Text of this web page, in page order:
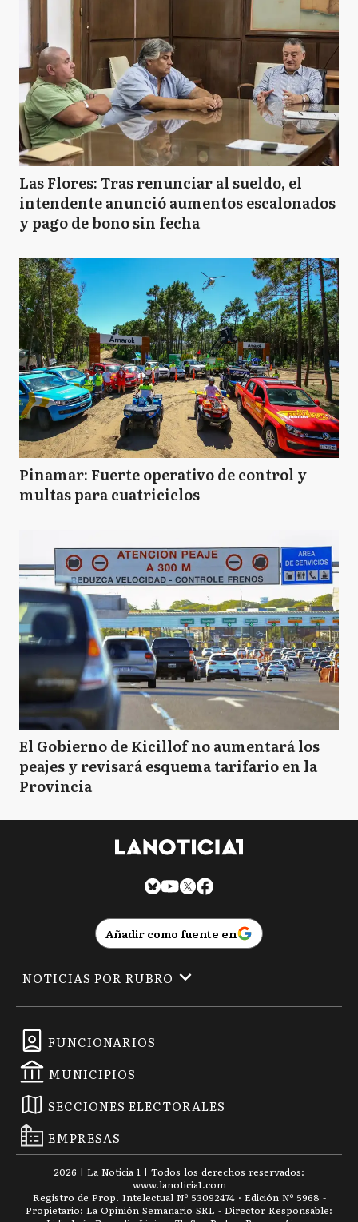
Las Flores: Tras renunciar al sueldo, el
intendente anunció aumentos escalonados
y pago de bono sin fecha
Pinamar: Fuerte operativo de control y
multas para cuatriciclos
El Gobierno de Kicillof no aumentará los
peajes y revisará esquema tarifario en la
Provincia
Añadir como fuente en
FUNCIONARIOS
MUNICIPIOS
SECCIONES ELECTORALES
EMPRESAS
NOTICIAS POR RUBRO
2026 | La Noticia 1 | Todos los derechos reservados:
www.lanoticia1.com
Registro de Prop. Intelectual Nº 53092474 · Edición Nº 5968 -
Propietario: La Opinión Semanario SRL - Director Responsable: